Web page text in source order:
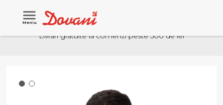
Meniu
Livrari gratuite la comenzi peste 500 de lei